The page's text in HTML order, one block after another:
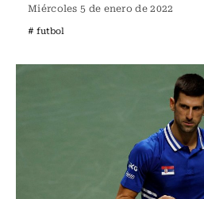
Miércoles 5 de enero de 2022
# futbol